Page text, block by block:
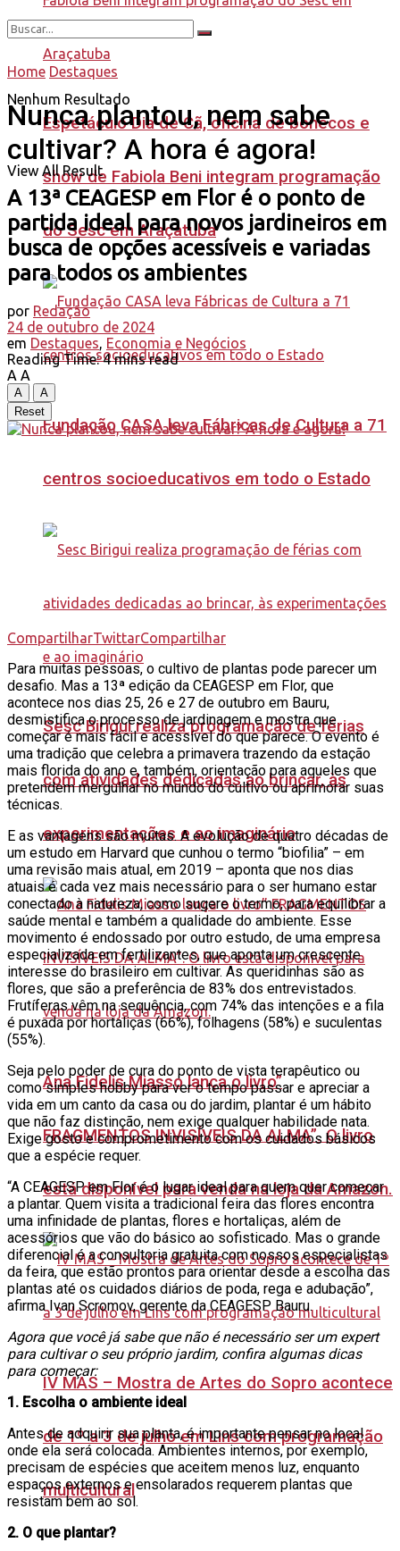
Espetáculo Dia de Cã, oficina de bonecos e
show de Fabiola Beni integram programação
do Sesc em Araçatuba
Fundação CASA leva Fábricas de Cultura a 71
centros socioeducativos em todo o Estado
Sesc Birigui realiza programação de férias
com atividades dedicadas ao brincar, às
experimentações e ao imaginário
Ana Fidelis Miasso lança o livro”
FRAGMENTOS INVISÍVEIS DA ALMA”. O livro
está disponível para venda na loja da Amazon.
IV MAS – Mostra de Artes do Sopro acontece
de 1º a 3 de julho em Lins com programação
multicultural
Nenhum Resultado
View All Result
Home Destaques
Nunca plantou, nem sabe
cultivar? A hora é agora!
A 13ª CEAGESP em Flor é o ponto de
partida ideal para novos jardineiros em
busca de opções acessíveis e variadas
para todos os ambientes
por Redação
24 de outubro de 2024
em Destaques, Economia e Negócios
Reading Time: 4 mins read
A A
A
A
Reset
CompartilharTwittarCompartilhar
Para muitas pessoas, o cultivo de plantas pode parecer um
desafio. Mas a 13ª edição da CEAGESP em Flor, que
acontece nos dias 25, 26 e 27 de outubro em Bauru,
desmistifica o processo de jardinagem e mostra que
começar é mais fácil e acessível do que parece. O evento é
uma tradição que celebra a primavera trazendo da estação
mais florida do ano e, também, orientação para aqueles que
pretendem mergulhar no mundo do cultivo ou aprimorar suas
técnicas.
E as vantagens são muitas. A evolução de quatro décadas de
um estudo em Harvard que cunhou o termo “biofilia” – em
uma revisão mais atual, em 2019 – aponta que nos dias
atuais é cada vez mais necessário para o ser humano estar
conectado à natureza, como sugere o termo, para equilibrar a
saúde mental e também a qualidade do ambiente. Esse
movimento é endossado por outro estudo, de uma empresa
especializada em fertilizantes, que aponta um crescente
interesse do brasileiro em cultivar. As queridinhas são as
flores, que são a preferência de 83% dos entrevistados.
Frutíferas vêm na sequência, com 74% das intenções e a fila
é puxada por hortaliças (66%), folhagens (58%) e suculentas
(55%).
Seja pelo poder de cura do ponto de vista terapêutico ou
como simples hobby para ver o tempo passar e apreciar a
vida em um canto da casa ou do jardim, plantar é um hábito
que não faz distinção, nem exige qualquer habilidade nata.
Exige gosto e comprometimento com os cuidados básicos
que a espécie requer.
“A CEAGESP em Flor é o lugar ideal para quem quer começar
a plantar. Quem visita a tradicional feira das flores encontra
uma infinidade de plantas, flores e hortaliças, além de
acessórios que vão do básico ao sofisticado. Mas o grande
diferencial é a consultoria gratuita com nossos especialistas
da feira, que estão prontos para orientar desde a escolha das
plantas até os cuidados diários de poda, rega e adubação”,
afirma Ivan Scromov, gerente da CEAGESP Bauru.
Agora que você já sabe que não é necessário ser um expert
para cultivar o seu próprio jardim, confira algumas dicas
para começar:
1. Escolha o ambiente ideal
Antes de adquirir sua planta, é importante pensar no local
onde ela será colocada. Ambientes internos, por exemplo,
precisam de espécies que aceitem menos luz, enquanto
espaços externos e ensolarados requerem plantas que
resistam bem ao sol.
2. O que plantar?